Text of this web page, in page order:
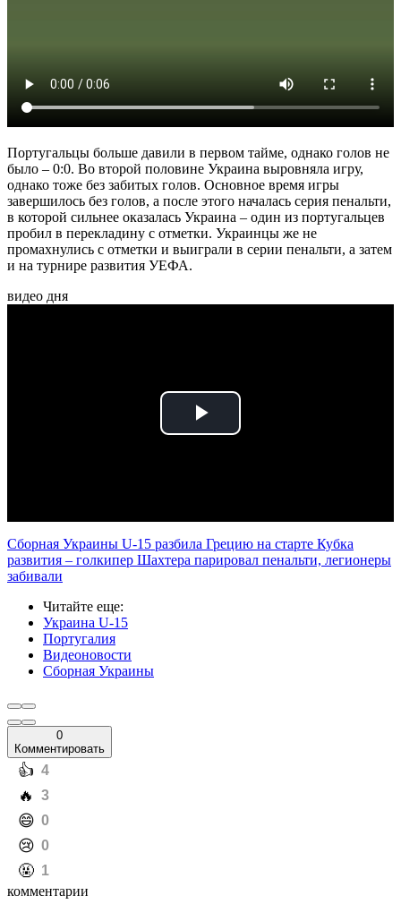
Португальцы больше давили в первом тайме, однако голов не
было – 0:0. Во второй половине Украина выровняла игру,
однако тоже без забитых голов. Основное время игры
завершилось без голов, а после этого началась серия пенальти,
в которой сильнее оказалась Украина – один из португальцев
пробил в перекладину с отметки. Украинцы же не
промахнулись с отметки и выиграли в серии пенальти, а затем
и на турнире развития УЕФА.
видео дня
Play
Сборная Украины U-15 разбила Грецию на старте Кубка
развития – голкипер Шахтера парировал пенальти, легионеры
забивали
Читайте еще:
Украина U-15
Португалия
Видеоновости
Сборная Украины
0
Комментировать
️👍 4
️🔥 3
️😄 0
️😢 0
️🤬 1
комментарии